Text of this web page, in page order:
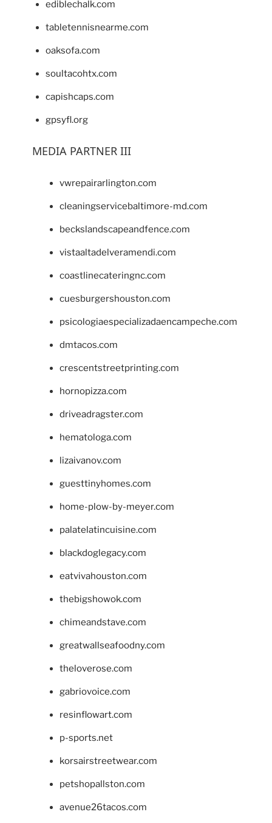
ediblechalk.com
tabletennisnearme.com
oaksofa.com
soultacohtx.com
capishcaps.com
gpsyfl.org
MEDIA PARTNER III
vwrepairarlington.com
cleaningservicebaltimore-md.com
beckslandscapeandfence.com
vistaaltadelveramendi.com
coastlinecateringnc.com
cuesburgershouston.com
psicologiaespecializadaencampeche.com
dmtacos.com
crescentstreetprinting.com
hornopizza.com
driveadragster.com
hematologa.com
lizaivanov.com
guesttinyhomes.com
home-plow-by-meyer.com
palatelatincuisine.com
blackdoglegacy.com
eatvivahouston.com
thebigshowok.com
chimeandstave.com
greatwallseafoodny.com
theloverose.com
gabriovoice.com
resinflowart.com
p-sports.net
korsairstreetwear.com
petshopallston.com
avenue26tacos.com